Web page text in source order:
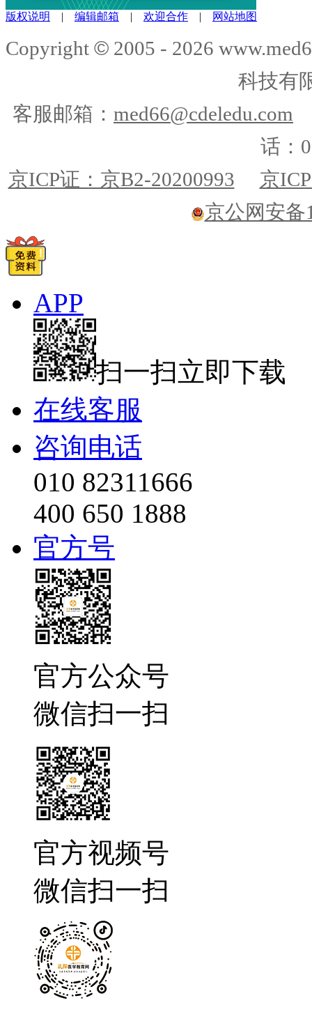
版权说明 | 编辑邮箱 | 欢迎合作 | 网站地图
Copyright © 2005 - 2026
科技有
客服邮箱： med66@cdeledu.com
话：
京ICP证：京B2-20200993
京
京公网安备
APP
扫一扫立即下载
在线客服
咨询电话
010 82311666
400 650 1888
官方号
官方公众号
微信扫一扫
官方视频号
微信扫一扫